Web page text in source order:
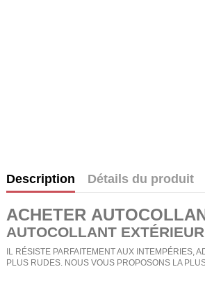
Description Détails du produit
ACHETER
AUTOCOLLANT
IL RÉSISTE PARFAITEMENT AUX INTEMPÉRIES,
PLUS RUDES. NOUS VOUS PROPOSONS LA